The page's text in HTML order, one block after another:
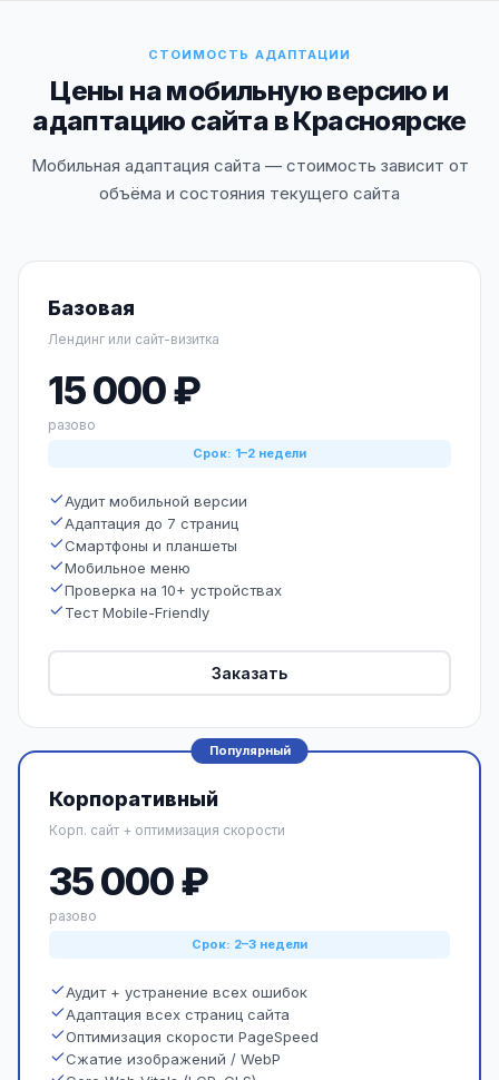
СТОИМОСТЬ АДАПТАЦИИ
Цены на мобильную версию и
адаптацию сайта в Красноярске
Мобильная адаптация сайта — стоимость зависит от
объёма и состояния текущего сайта
Базовая
Лендинг или сайт-визитка
15 000 ₽
разово
Срок: 1–2 недели
Аудит мобильной версии
Адаптация до 7 страниц
Смартфоны и планшеты
Мобильное меню
Проверка на 10+ устройствах
Тест Mobile-Friendly
Заказать
Популярный
Корпоративный
Корп. сайт + оптимизация скорости
35 000 ₽
разово
Срок: 2–3 недели
Аудит + устранение всех ошибок
Адаптация всех страниц сайта
Оптимизация скорости PageSpeed
Сжатие изображений / WebP